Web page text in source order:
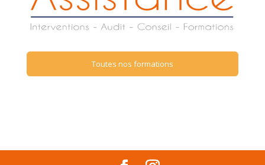
Toutes nos formations